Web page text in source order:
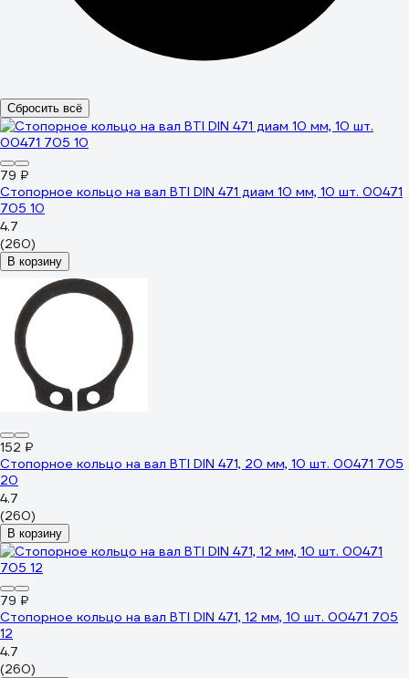
Сбросить всё
79 ₽
Стопорное кольцо на вал BTI DIN 471 диам 10 мм, 10 шт. 00471
705 10
4.7
(260)
В корзину
152 ₽
Стопорное кольцо на вал BTI DIN 471, 20 мм, 10 шт. 00471 705
20
4.7
(260)
В корзину
79 ₽
Стопорное кольцо на вал BTI DIN 471, 12 мм, 10 шт. 00471 705
12
4.7
(260)